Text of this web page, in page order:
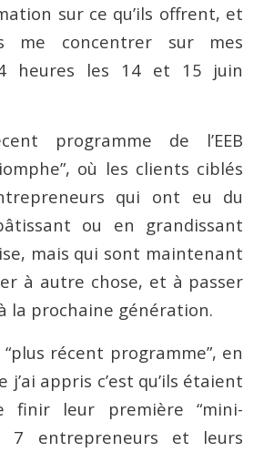
sur ce qu’ils offrent, et
me concentrer sur mes
heures les 14 et 15 juin
programme de l’EEB
où les clients ciblés
qui ont eu du
ou en grandissant
mais qui sont maintenant
à autre chose, et à passer
la prochaine génération.
récent programme”, en
j’ai appris c’est qu’ils étaient
finir leur première “mini-
7 entrepreneurs et leurs